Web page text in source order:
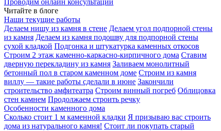
Проводим онлайн консультации
Читайте в блоге
Наши текущие работы
Делаем нишу из камня в стене Делаем угол подпорной стены
из камня Делаем из камня подошву для подпорной стены
сухой кладкой Подгонка и штукатурка каменных откосов
Строим 2 этаж каменно-каркасно-кирпичного дома Ставим
дверную перекладину из камня Заливаем монолитный
бетонный пол в старом каменном доме Строим из камня
виллу — такие работы сделали в июне Закончили
строительство амфитеатра Строим винный погреб Облицовка
стен камнем Продолжаем строить речку
Особенности каменного дома
Сколько стоит 1 м каменной кладки Я призываю вас строить
дома из натурального камня! Стоит ли покупать старый